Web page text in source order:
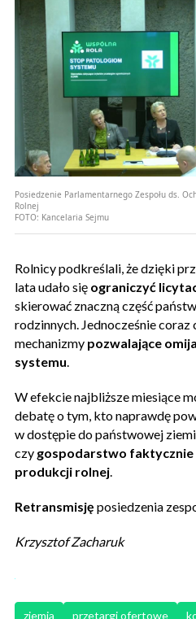
Posiedzenie Parlamentarnego Zespołu ds.
Rolnej
FOTO: Kancelaria Sejmu
Rolnicy podkreślali, że dzięki
lata udało się ograniczyć
skierować znaczną część
rodzinnych. Jednocześnie coraz
mechanizmy pozwalające
systemu.
W efekcie najbliższe miesiące
debatę o tym, kto naprawdę
w dostępie do państwowej
czy gospodarstwo faktycznie
produkcji rolnej.
Retransmisję posiedzenia
Krzysztof Zacharuk
ziemia przetargi ofertowe